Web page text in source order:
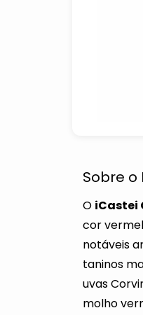
Sobre o
O iCastei
cor
notáveis
taninos
uvas
molho